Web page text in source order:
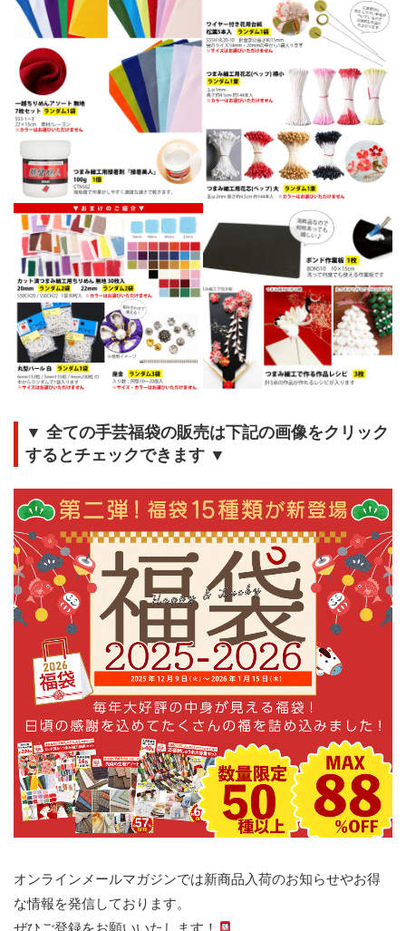
▼ 全ての手芸福袋の販売は下記の画像をクリック
するとチェックできます ▼
オンラインメールマガジンでは新商品入荷のお知らせやお得
な情報を発信しております。